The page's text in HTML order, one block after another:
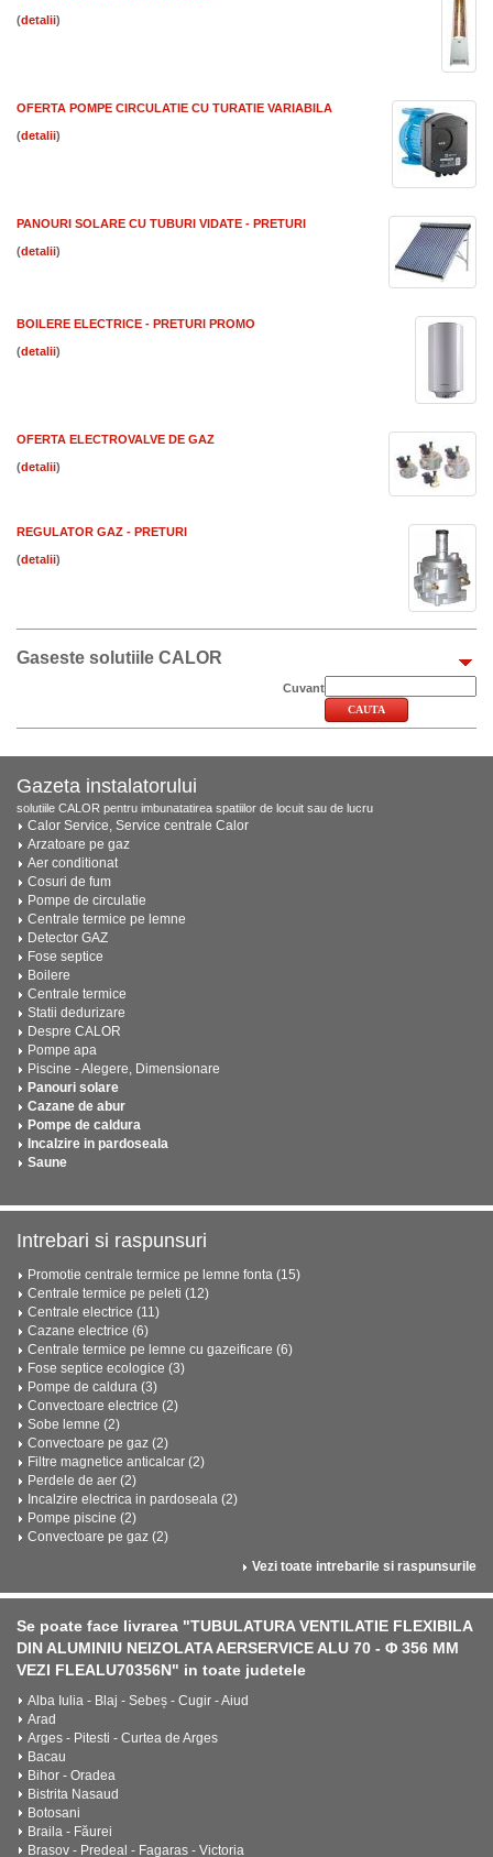
( )
OFERTA POMPE CIRCULATIE CU TURATIE VARIABILA
( )
PANOURI SOLARE CU TUBURI VIDATE - PRETURI
( )
BOILERE ELECTRICE - PRETURI PROMO
( )
OFERTA ELECTROVALVE DE GAZ
( )
REGULATOR GAZ - PRETURI
( )
Gaseste solutiile CALOR
Cuvant
Gazeta instalatorului
solutiile CALOR pentru imbunatatirea spatiilor de locuit sau de lucru
Calor Service, Service centrale Calor
Arzatoare pe gaz
Aer conditionat
Cosuri de fum
Pompe de circulatie
Centrale termice pe lemne
Detector GAZ
Fose septice
Boilere
Centrale termice
Statii dedurizare
Despre CALOR
Pompe apa
Piscine - Alegere, Dimensionare
Panouri solare
Cazane de abur
Pompe de caldura
Incalzire in pardoseala
Saune
Intrebari si raspunsuri
Promotie centrale termice pe lemne fonta (15)
Centrale termice pe peleti (12)
Centrale electrice (11)
Cazane electrice (6)
Centrale termice pe lemne cu gazeificare (6)
Fose septice ecologice (3)
Pompe de caldura (3)
Convectoare electrice (2)
Sobe lemne (2)
Convectoare pe gaz (2)
Filtre magnetice anticalcar (2)
Perdele de aer (2)
Incalzire electrica in pardoseala (2)
Pompe piscine (2)
Convectoare pe gaz (2)
Vezi toate intrebarile si raspunsurile
Se poate face livrarea "TUBULATURA VENTILATIE FLEXIBILA
DIN ALUMINIU NEIZOLATA AERSERVICE ALU 70 - Φ 356 MM
VEZI FLEALU70356N" in toate judetele
Alba Iulia - Blaj - Sebeș - Cugir - Aiud
Arad
Arges - Pitesti - Curtea de Arges
Bacau
Bihor - Oradea
Bistrita Nasaud
Botosani
Braila - Făurei
Brasov - Predeal - Fagaras - Victoria